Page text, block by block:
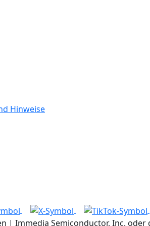
Hinweise
| Immedia Semiconductor, Inc.